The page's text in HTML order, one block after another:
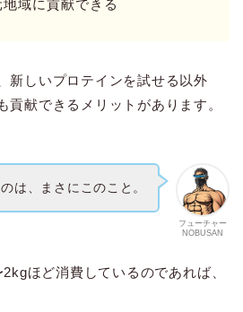
域に貢献できる
新しいプロテインを試せる以外
貢献できるメリットがあります。
フューチャー
NOBUSAN
は、まさにこのこと。
ほど消費しているのであれば、